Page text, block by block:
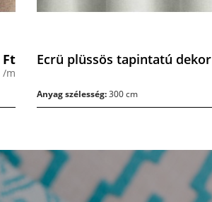
Ft
/m
Ecrü plüssös tapintatú dekor
Anyag szélesség:300 cm